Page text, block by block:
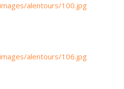
alentours/100.jpg
alentours/106.jpg